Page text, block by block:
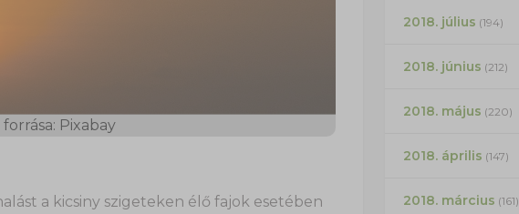
Pixabay
a kicsiny szigeteken élő fajok esetében
2018. július (194)
2018. június (212)
2018. május (220)
2018. április (147)
2018. március (161)